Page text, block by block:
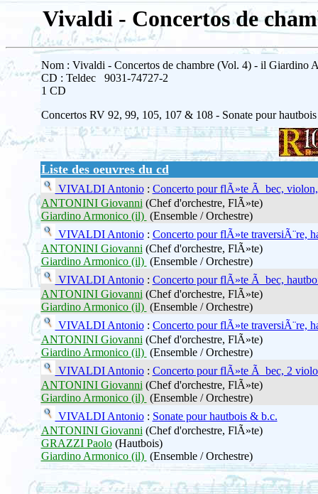
Vivaldi - Concertos de
Nom : Vivaldi - Concertos de chambre (Vol. 4) - il Giardino
CD : Teldec 9031-74727-2
1 CD
Concertos RV 92, 99, 105, 107 & 108 - Sonate pour
Liste des oeuvres du cd
VIVALDI Antonio: Concerto pour flÃ»te Ã bec,
ANTONINI Giovanni(Chef d'orchestre, FlÃ»te)
Giardino Armonico (il) (Ensemble / Orchestre)
VIVALDI Antonio: Concerto pour flÃ»te traversiÃ¨re,
ANTONINI Giovanni(Chef d'orchestre, FlÃ»te)
Giardino Armonico (il) (Ensemble / Orchestre)
VIVALDI Antonio: Concerto pour flÃ»te Ã bec,
ANTONINI Giovanni(Chef d'orchestre, FlÃ»te)
Giardino Armonico (il) (Ensemble / Orchestre)
VIVALDI Antonio: Concerto pour flÃ»te traversiÃ¨re,
ANTONINI Giovanni(Chef d'orchestre, FlÃ»te)
Giardino Armonico (il) (Ensemble / Orchestre)
VIVALDI Antonio: Concerto pour flÃ»te Ã bec, 2
ANTONINI Giovanni(Chef d'orchestre, FlÃ»te)
Giardino Armonico (il) (Ensemble / Orchestre)
VIVALDI Antonio: Sonate pour hautbois & b.c.
ANTONINI Giovanni(Chef d'orchestre, FlÃ»te)
GRAZZI Paolo(Hautbois)
Giardino Armonico (il) (Ensemble / Orchestre)